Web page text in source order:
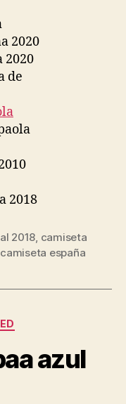
2018, camiseta
españa
azul